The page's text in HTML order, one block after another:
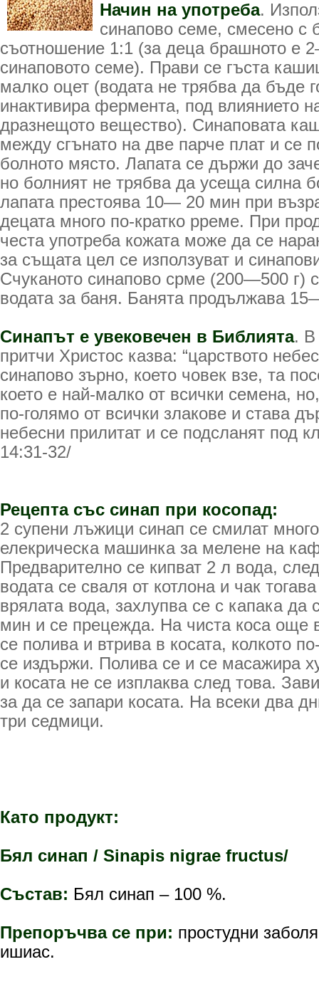
Начин на употреба.
синапово семе, смесено с
съотношение 1:1 (за деца брашното е
синаповото семе). Прави се гъста
малко оцет (водата не трябва да бъде
инактивира фермента, под влиянието
дразнещото вещество). Синаповата
между сгънато на две парче плат и се
болното място. Лапата се държи до
но болният не трябва да усеща силна
лапата престоява 10— 20 мин при
децата много по-кратко рреме. При
честа употреба кожата може да се
за същата цел се използуват и
Счуканото синапово срме (200—500 г)
водата за баня. Банята продължава
Синапът е увековечен в Библията. В
притчи Христос казва: “царството
синапово зърно, което човек взе, та
което е най-малко от всички семена,
по-голямо от всички злакове и става
небесни прилитат и се подсланят под
14:31-32/
Рецепта със синап при косопад:
2 супени лъжици синап се смилат
елекрическа машинка за мелене на
Предварително се кипват 2 л вода,
водата се сваля от котлона и чак
врялата вода, захлупва се с капака да
мин и се прецежда. На чиста коса още
се полива и втрива в косата, колкото
се издържи. Полива се и се масажира
и косата не се изплаква след това.
за да се запари косата. На всеки два
три седмици.
Като продукт:
Бял синап / Sinapis nigrae fructus/
Състав: Бял синап – 100 %.
Препоръчва се при: простудни
ишиас.